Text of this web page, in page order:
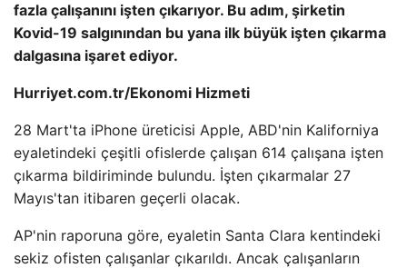
fazla çalışanını işten çıkarıyor. Bu adım, şirketin
Kovid-19 salgınından bu yana ilk büyük işten çıkarma
dalgasına işaret ediyor.
Hurriyet.com.tr/Ekonomi Hizmeti
28 Mart'ta iPhone üreticisi Apple, ABD'nin Kaliforniya
eyaletindeki çeşitli ofislerde çalışan 614 çalışana işten
çıkarma bildiriminde bulundu. İşten çıkarmalar 27
Mayıs'tan itibaren geçerli olacak.
AP'nin raporuna göre, eyaletin Santa Clara kentindeki
sekiz ofisten çalışanlar çıkarıldı. Ancak çalışanların